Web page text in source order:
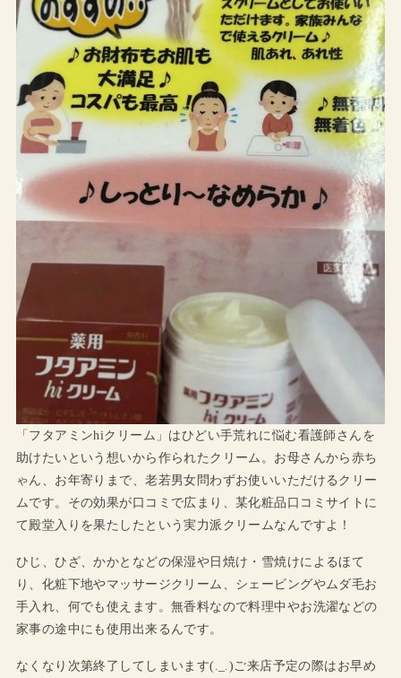
「フタアミンhiクリーム」はひどい手荒れに悩む看護師さんを
助けたいという想いから作られたクリーム。お母さんから赤ち
ゃん、お年寄りまで、老若男女問わずお使いいただけるクリー
ムです。その効果が口コミで広まり、某化粧品口コミサイトに
て殿堂入りを果たしたという実力派クリームなんですよ！
ひじ、ひざ、かかとなどの保湿や日焼け・雪焼けによるほて
り、化粧下地やマッサージクリーム、シェービングやムダ毛お
手入れ、何でも使えます。無香料なので料理中やお洗濯などの
家事の途中にも使用出来るんです。
なくなり次第終了してしまいます(._.)ご来店予定の際はお早め